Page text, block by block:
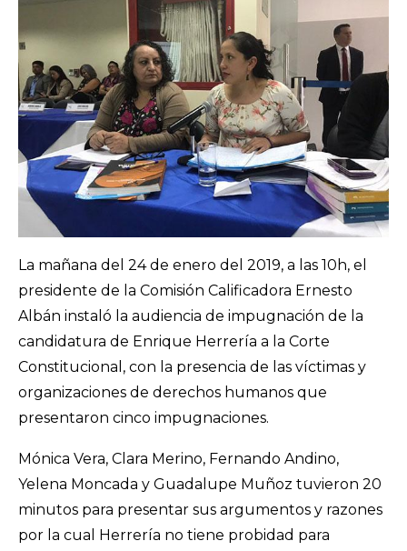
La mañana del 24 de enero del 2019, a las 10h, el
presidente de la Comisión Calificadora Ernesto
Albán instaló la audiencia de impugnación de la
candidatura de Enrique Herrería a la Corte
Constitucional, con la presencia de las víctimas y
organizaciones de derechos humanos que
presentaron cinco impugnaciones.
Mónica Vera, Clara Merino, Fernando Andino,
Yelena Moncada y Guadalupe Muñoz tuvieron 20
minutos para presentar sus argumentos y razones
por la cual Herrería no tiene probidad para